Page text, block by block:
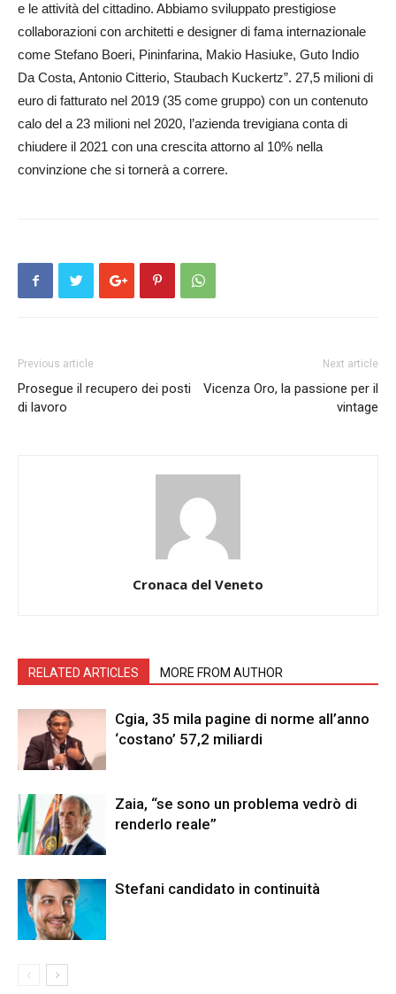
e le attività del cittadino. Abbiamo sviluppato prestigiose
collaborazioni con architetti e designer di fama internazionale
come Stefano Boeri, Pininfarina, Makio Hasiuke, Guto Indio
Da Costa, Antonio Citterio, Staubach Kuckertz”. 27,5 milioni di
euro di fatturato nel 2019 (35 come gruppo) con un contenuto
calo del a 23 milioni nel 2020, l’azienda trevigiana conta di
chiudere il 2021 con una crescita attorno al 10% nella
convinzione che si tornerà a correre.
Previous article
Prosegue il recupero dei posti
di lavoro
Next article
Vicenza Oro, la passione per il
vintage
Cronaca del Veneto
RELATED ARTICLES MORE FROM AUTHOR
Cgia, 35 mila pagine di norme all’anno
‘costano’ 57,2 miliardi
Zaia, “se sono un problema vedrò di
renderlo reale”
Stefani candidato in continuità